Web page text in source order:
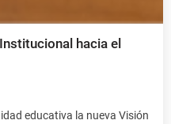
hacia el
educativa la nueva Visión